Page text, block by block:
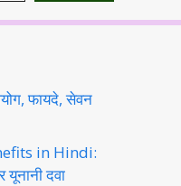
फायदे, सेवन
in Hindi:
दवा